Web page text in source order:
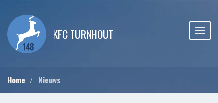
KFC TURNHOUT
Home Nieuws